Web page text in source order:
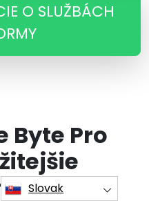
O SLUŽBÁCH
Byte Pro
Slovak